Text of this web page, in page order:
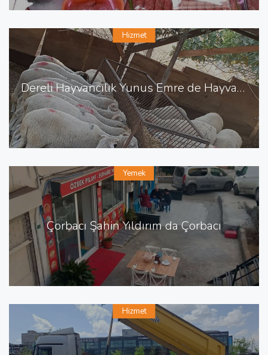
Dereli Hayvancılık Yunus Emre de Hayvancılık Besicilik
Hizmet
Çorbacı Şahin Yıldırım da Çorbacı
Yemek
Hizmet